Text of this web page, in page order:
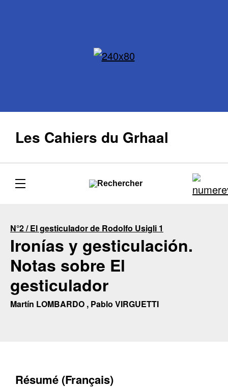
Les Cahiers du Grhaal
N°2 / El gesticulador de Rodolfo Usigli 1
Ironías y gesticulación.
Notas sobre El
gesticulador
Martín LOMBARDO , Pablo VIRGUETTI
Résumé (Français)